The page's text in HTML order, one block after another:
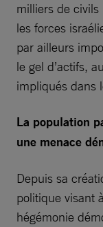
milliers de
les forces
par ailleurs
le gel d’actifs,
impliqués dans
La population
une menace
Depuis sa
politique visant
hégémonie